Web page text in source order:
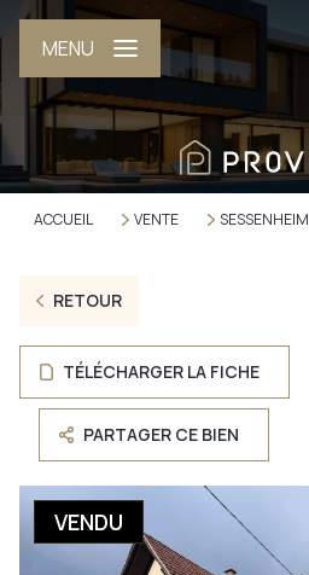
MENU
ACCUEIL VENTE SESSENHEIM
RETOUR
TÉLÉCHARGER LA FICHE
PARTAGER CE BIEN
VENDU